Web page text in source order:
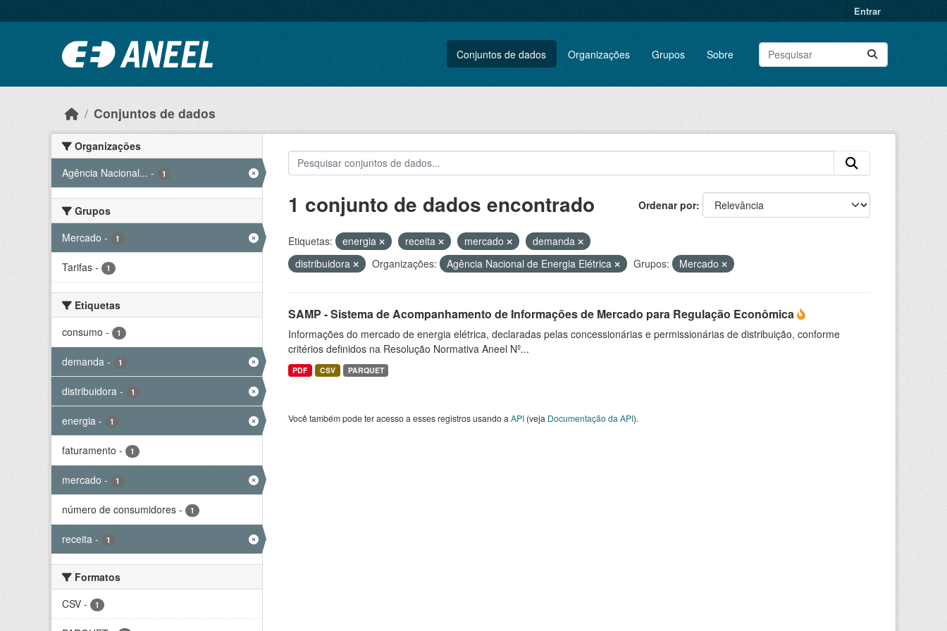
Entrar
Conjuntos de dados Organizações Grupos Sobre
Conjuntos de dados
Organizações
Agência Nacional... - 1
Grupos
Mercado - 1
Tarifas - 1
Etiquetas
consumo - 1
demanda - 1
distribuidora - 1
energia - 1
faturamento - 1
mercado - 1
número de consumidores - 1
receita - 1
Formatos
CSV - 1
Ordenar por
1 conjunto de dados encontrado
Etiquetas: energia receita mercado
demanda
distribuidora
Organizações: Agência Nacional de Energia Elétrica Grupos: Mercado
SAMP - Sistema de Acompanhamento de Informações de Mercado para Regulação Econômica
Informações do mercado de energia elétrica, declaradas pelas concessionárias e permissionárias de distribuição, conforme
critérios definidos na Resolução Normativa Aneel Nº...
PDF CSV PARQUET
Você também pode ter acesso a esses registros usando a API(veja Documentação da API).